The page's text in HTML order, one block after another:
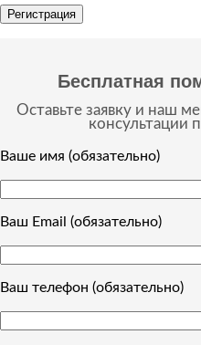
Регистрация
Бесплатная
Оставьте заявку и наш
консультации
Ваше имя (обязательно)
Ваш Email (обязательно)
Ваш телефон (обязательно)